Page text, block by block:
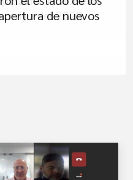
de nuevos
mayo del 2028